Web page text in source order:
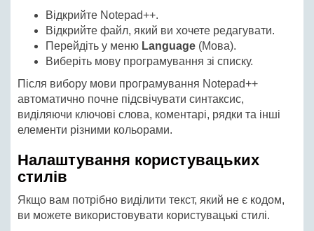
Відкрийте Notepad++.
Відкрийте файл, який ви хочете редагувати.
Перейдіть у меню Language (Мова).
Виберіть мову програмування зі списку.
Після вибору мови програмування Notepad++
автоматично почне підсвічувати синтаксис,
виділяючи ключові слова, коментарі, рядки та інші
елементи різними кольорами.
Налаштування користувацьких
стилів
Якщо вам потрібно виділити текст, який не є кодом,
ви можете використовувати користувацькі стилі.